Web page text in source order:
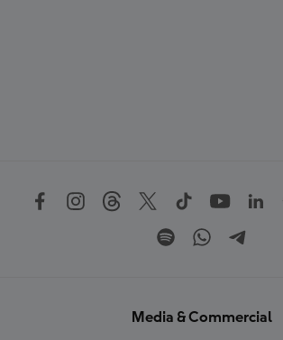
Media & Commercial